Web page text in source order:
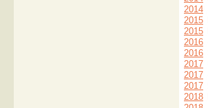
2014
2015
2015
2016
2016
2017
2017
2017
2018